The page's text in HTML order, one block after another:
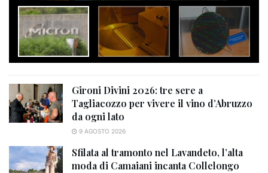
Gironi Divini 2026: tre sere a
Tagliacozzo per vivere il vino d’Abruzzo
da ogni lato
9 AGOSTO 2026
Sfilata al tramonto nel Lavandeto, l’alta
moda di Camaiani incanta Collelongo